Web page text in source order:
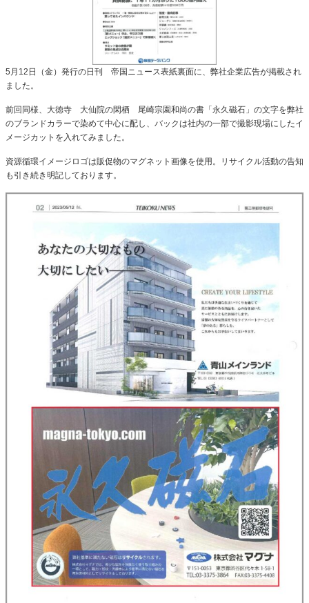
5月12日（金）発行の日刊 帝国ニュース表紙裏面に、弊社企業広告が掲載され
ました。
前回同様、大徳寺 大仙院の閑栖 尾崎宗園和尚の書「永久磁石」の文字を弊社
のブランドカラーで染めて中心に配し、バックは社内の一部で撮影現場にしたイ
メージカットを入れてみました。
資源循環イメージロゴは販促物のマグネット画像を使用。リサイクル活動の告知
も引き続き明記しております。